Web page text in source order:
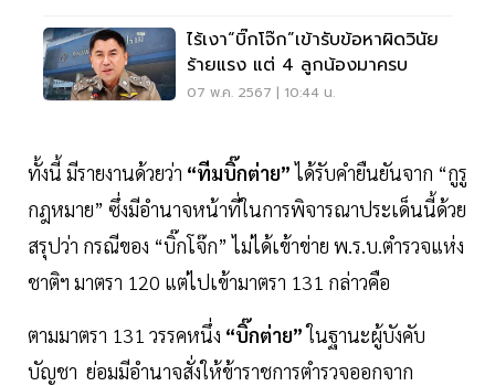
ไร้เงา“บิ๊กโจ๊ก”เข้ารับข้อหาผิดวินัย
ร้ายแรง แต่ 4 ลูกน้องมาครบ
07 พ.ค. 2567 | 10:44 น.
ทั้งนี้ มีรายงานด้วยว่า “ทีมบิ๊กต่าย”ได้รับคำยืนยันจาก “กูรู
กฎหมาย” ซึ่งมีอำนาจหน้าที่ในการพิจารณาประเด็นนี้ด้วย
สรุปว่า กรณีของ “บิ๊กโจ๊ก” ไม่ได้เข้าข่าย พ.ร.บ.ตำรวจแห่ง
ชาติฯ มาตรา 120 แต่ไปเข้ามาตรา 131 กล่าวคือ
ตามมาตรา 131 วรรคหนึ่ง “บิ๊กต่าย”ในฐานะผู้บังคับ
บัญชา ย่อมมีอำนาจสั่งให้ข้าราชการตำรวจออกจาก